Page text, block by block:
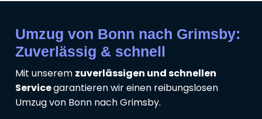
Umzug von Bonn nach Grimsby:
Zuverlässig & schnell
Mit unserem zuverlässigen und schnellen
Servicegarantieren wir einen reibungslosen
Umzug von Bonn nach Grimsby.